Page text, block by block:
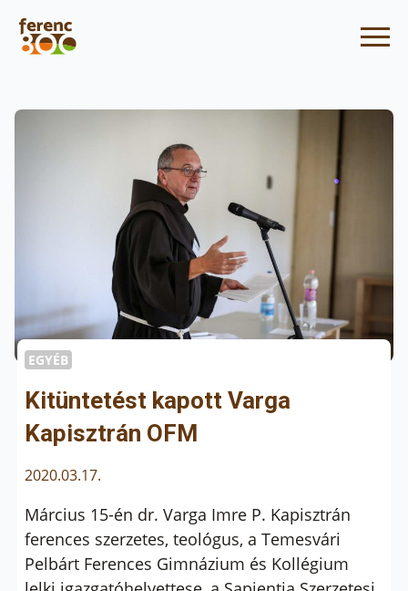
EGYÉB
Kitüntetést kapott Varga
Kapisztrán OFM
2020.03.17.
Március 15-én dr. Varga Imre P. Kapisztrán
ferences szerzetes, teológus, a Temesvári
Pelbárt Ferences Gimnázium és Kollégium